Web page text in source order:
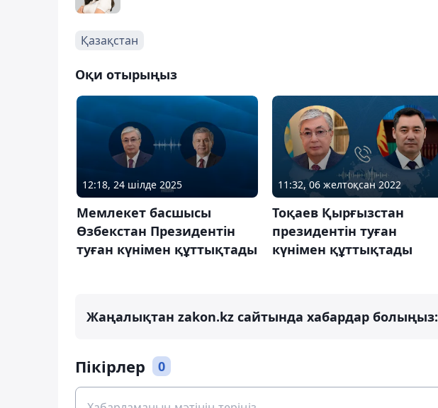
Қазақстан
Оқи отырыңыз
12:18, 24 шілде 2025
Мемлекет басшысы
Өзбекстан Президентін
туған күнімен құттықтады
11:32, 06 желтоқсан 2022
Тоқаев Қырғызстан
президентін туған
күнімен құттықтады
Жаңалықтан zakon.kz сайтында хабардар болыңыз:
Пікірлер 0